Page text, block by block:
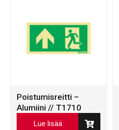
Poistumisreitti –
Alumiini // T1710
Lue lisää